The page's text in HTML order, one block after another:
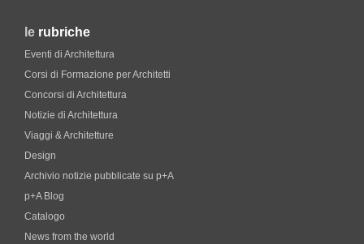
le rubriche
Eventi di Architettura
Corsi di Formazione per Architetti
Concorsi di Architettura
Notizie di Architettura
Viaggi & Architetture
Design
Archivio notizie pubblicate su p+A
p+A Blog
Catalogo
News from the world